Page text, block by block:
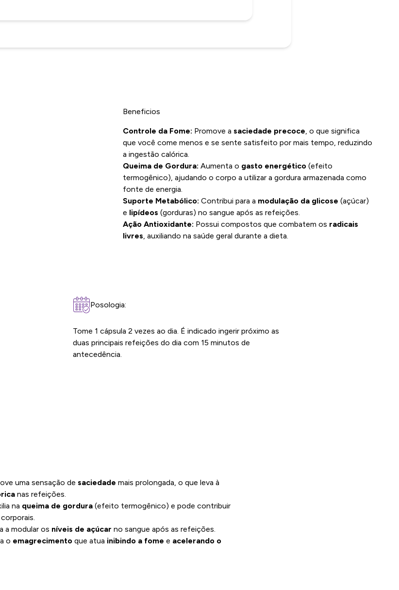
Beneficios
Controle da Fome: Promove asaciedade precoce, o que significa
que você come menos e se sente satisfeito por mais tempo, reduzindo
a ingestão calórica.
Queima de Gordura:Aumenta o gasto energético (efeito
termogênico), ajudando o corpo a utilizar a gordura armazenada como
fonte de energia.
Suporte Metabólico:Contribui para a modulação da glicose (açúcar)
e lipídeos (gorduras) no sangue após as refeições.
Ação Antioxidante: Possui compostos que combatem os radicais
livres, auxiliando na saúde geral durante a dieta.
Posologia:
Tome 1 cápsula 2 vezes ao dia. É indicado ingerir próximo as
duas principais refeições do dia com 15 minutos de
antecedência.
uma sensação de saciedade mais prolongada, o que leva à
nas refeições.
na queima de gordura (efeito termogênico) e pode contribuir
a modular os níveis de açúcar no sangue após as refeições.
o emagrecimento que atua inibindo a fome e acelerando o